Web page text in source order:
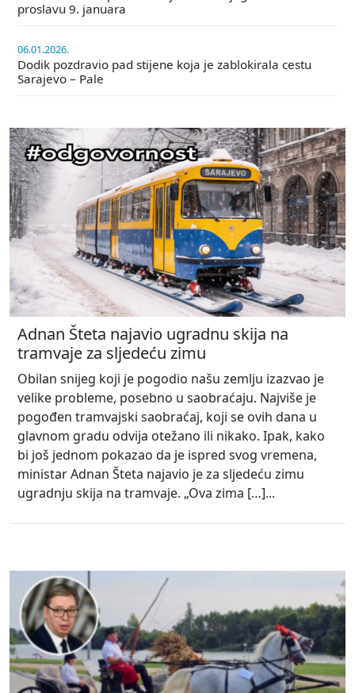
proslavu 9. januara
06.01.2026.
Dodik pozdravio pad stijene koja je zablokirala cestu
Sarajevo – Pale
Adnan Šteta najavio ugradnu skija na
tramvaje za sljedeću zimu
Obilan snijeg koji je pogodio našu zemlju izazvao je
velike probleme, posebno u saobraćaju. Najviše je
pogođen tramvajski saobraćaj, koji se ovih dana u
glavnom gradu odvija otežano ili nikako. Ipak, kako
bi još jednom pokazao da je ispred svog vremena,
ministar Adnan Šteta najavio je za sljedeću zimu
ugradnju skija na tramvaje. „Ova zima […]...